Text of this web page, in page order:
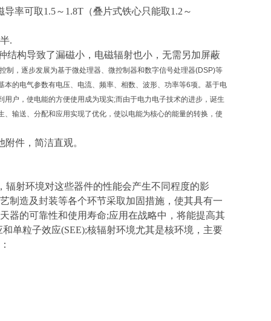
导率可取1.5～1.8T（叠片式铁心只能取1.2～
.
结构导致了漏磁小，电磁辐射也小，无需另加屏蔽
制，逐步发展为基于微处理器、微控制器和数字信号处理器(DSP)等
的电气参数有电压、电流、频率、相数、波形、功率等6项。基于电
户，使电能的方便使用成为现实;而由于电力电子技术的进步，诞生
输送、分配和应用实现了优化，使以电能为核心的能量的转换，使
附件，简洁直观。
射环境对这些器件的性能会产生不同程度的影
制造及封装等各个环节采取加固措施，使其具有一
器的可靠性和使用寿命;应用在战略中，将能提高其
单粒子效应(SEE);核辐射环境尤其是核环境，主要